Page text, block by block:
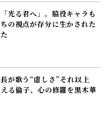
光る君へ」。脇役キャラも
の視点が存分に生かされた
が歌う“虚しさ”――それ以上
る倫子、心の修羅を黒木華